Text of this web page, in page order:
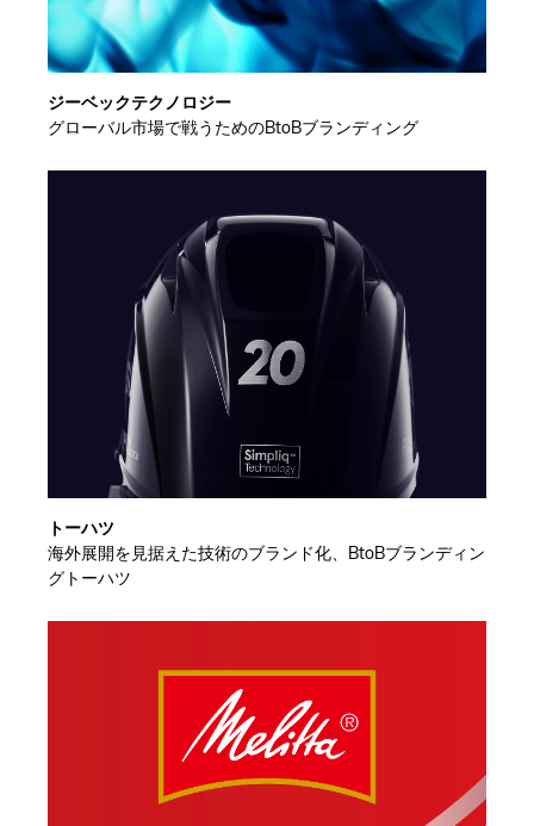
ジーベックテクノロジー
グローバル市場で戦うためのBtoBブランディング
トーハツ
海外展開を見据えた技術のブランド化、BtoBブランディン
グトーハツ